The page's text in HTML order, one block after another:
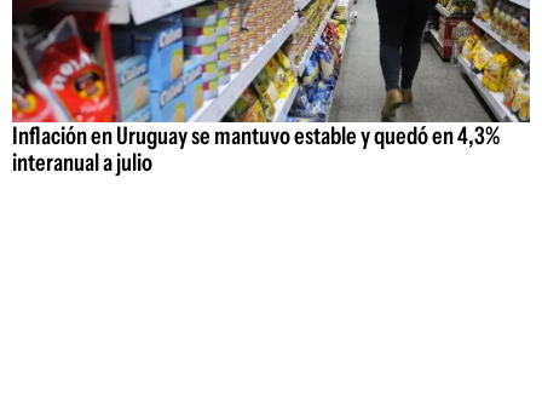
Inflación en Uruguay se mantuvo estable y quedó en 4,3%
interanual a julio